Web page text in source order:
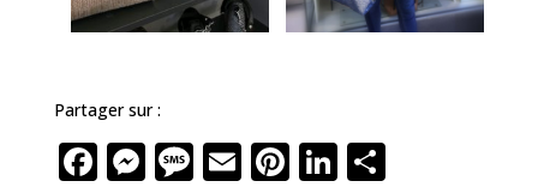
Partager sur :
F M M E Pi Li P